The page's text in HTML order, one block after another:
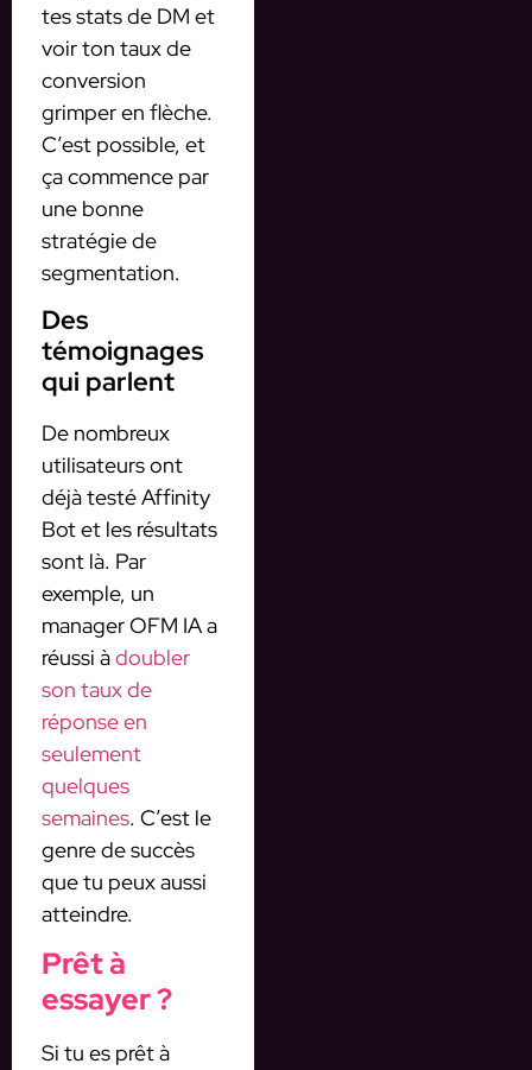
tes stats de DM et
voir ton taux de
conversion
grimper en flèche.
C’est possible, et
ça commence par
une bonne
stratégie de
segmentation.
Des
témoignages
qui parlent
De nombreux
utilisateurs ont
déjà testé Affinity
Bot et les résultats
sont là. Par
exemple, un
manager OFM IA a
réussi àdoubler
son taux de
réponse en
seulement
quelques
semaines. C’est le
genre de succès
que tu peux aussi
atteindre.
Prêt à
essayer ?
Si tu es prêt à